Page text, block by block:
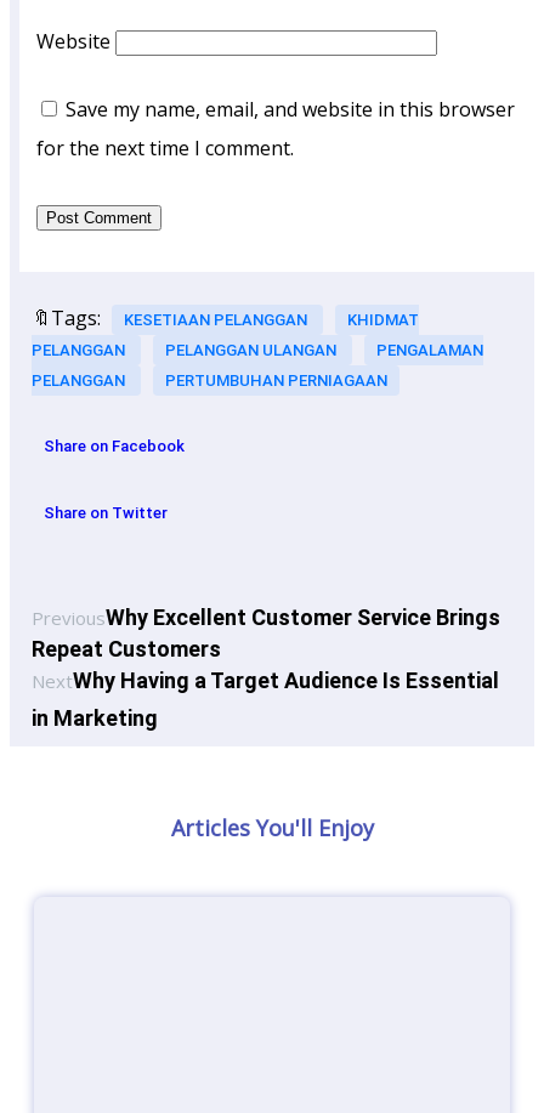
Website
Save my name, email, and website in this browser
for the next time I comment.
🔖Tags: KESETIAAN PELANGGAN
KHIDMAT
PELANGGAN
PELANGGAN ULANGAN
PENGALAMAN
PELANGGAN
PERTUMBUHAN PERNIAGAAN
Share on Facebook
Share on Twitter
PreviousWhy Excellent Customer Service Brings
Repeat Customers
NextWhy Having a Target Audience Is Essential
in Marketing
Articles You'll Enjoy